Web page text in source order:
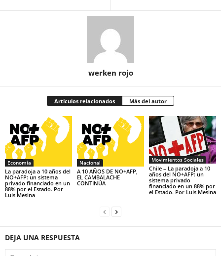
werken rojo
Artículos relacionados Más del autor
Economía
La paradoja a 10 años del
NO+AFP: un sistema
privado financiado en un
88% por el Estado. Por
Luis Mesina
Nacional
A 10 AÑOS DE NO+AFP,
EL CAMBALACHE
CONTINÚA
Movimientos Sociales
Chile – La paradoja a 10
años del NO+AFP: un
sistema privado
financiado en un 88% por
el Estado. Por Luis Mesina
DEJA UNA RESPUESTA